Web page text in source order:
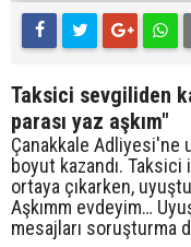
Taksici sevgiliden
parası yaz aşkım"
Çanakkale Adliyesi'ne
boyut kazandı. Taksici
ortaya çıkarken,
Aşkımm evdeyim…
mesajları soruşturma